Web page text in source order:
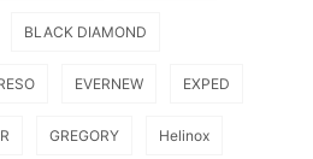
BLACK DIAMOND
EVERNEW EXPED
GREGORY Helinox